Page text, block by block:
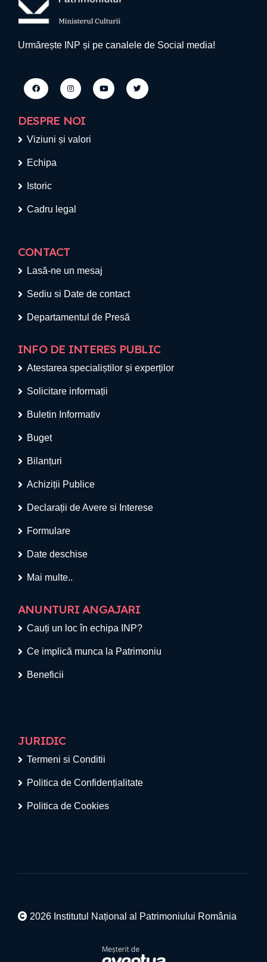
Urmărește INP și pe canalele de Social media!
DESPRE NOI
Viziuni și valori
Echipa
Istoric
Cadru legal
CONTACT
Lasă-ne un mesaj
Sediu si Date de contact
Departamentul de Presă
INFO DE INTERES PUBLIC
Atestarea specialiștilor și experților
Solicitare informații
Buletin Informativ
Buget
Bilanțuri
Achiziții Publice
Declarații de Avere si Interese
Formulare
Date deschise
Mai multe..
ANUNTURI ANGAJARI
Cauți un loc în echipa INP?
Ce implică munca la Patrimoniu
Beneficii
JURIDIC
Termeni si Conditii
Politica de Confidențialitate
Politica de Cookies
2026 Institutul Național al Patrimoniului România